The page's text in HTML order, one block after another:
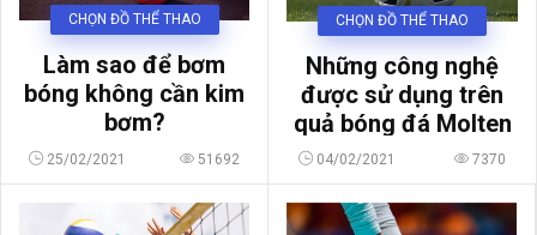
CHỌN ĐỒ THỂ THAO
Làm sao để bơm
bóng không cần kim
bơm?
25/02/2021 51692
CHỌN ĐỒ THỂ THAO
Những công nghệ
được sử dụng trên
quả bóng đá Molten
04/02/2021 7370